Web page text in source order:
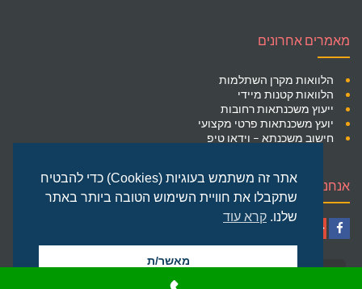
מאמרים אחרונים
הלוואות מקרן השתלמות
הלוואות קטנות מיידי
ייעוץ משכנתאות רחובות
יועץ משכנתאות פרטי מקצועי
חישוב משכנתא – וידאו טיפ
אנחנו ברשתות החברתיות
Google+
YouTube
גלילה
אתר זה משתמש בעוגיות (Cookies) כדי להבטיח
שתקבלו את חוויית השימוש הטובה ביותר באתר
שלנו. קרא עוד
מאשר/ת